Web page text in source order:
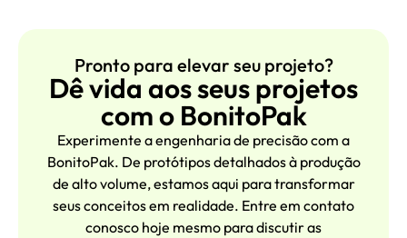
Pronto para elevar seu projeto?
Dê vida aos seus projetos
com o BonitoPak
Experimente a engenharia de precisão com a
BonitoPak. De protótipos detalhados à produção
de alto volume, estamos aqui para transformar
seus conceitos em realidade. Entre em contato
conosco hoje mesmo para discutir as